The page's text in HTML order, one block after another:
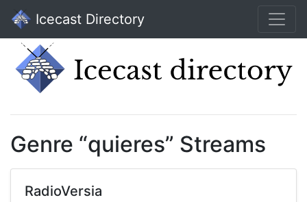
Icecast Directory
Genre “quieres” Streams
RadioVersia